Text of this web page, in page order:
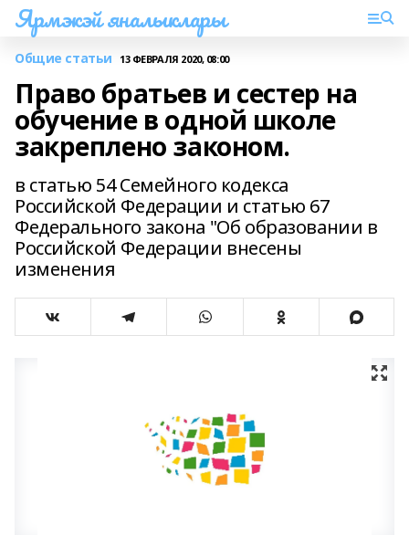
Ярмэкэй яналыклары
Общие статьи 13 ФЕВРАЛЯ 2020, 08:00
Право братьев и сестер на
обучение в одной школе
закреплено законом.
в статью 54 Семейного кодекса
Российской Федерации и статью 67
Федерального закона "Об образовании в
Российской Федерации внесены
изменения